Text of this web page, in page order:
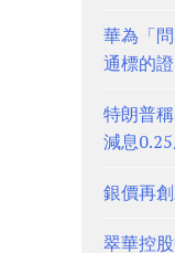
華為「
通標的
特朗普
減息
銀價再
翠華控